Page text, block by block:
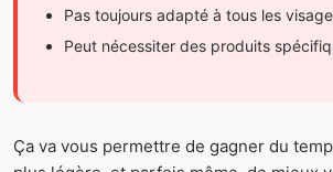
Pas toujours adapté à tous les
Peut nécessiter des produits
Ça va vous permettre de gagner du